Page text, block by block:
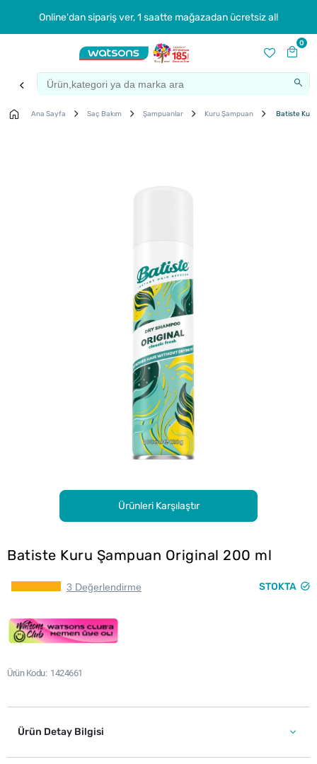
Online'dan sipariş ver, 1 saatte mağazadan ücretsiz al!
0
Ana Sayfa Saç Bakım Şampuanlar Kuru Şampuan Batiste
Ürünleri Karşılaştır
Batiste Kuru Şampuan Original 200 ml
3 Değerlendirme STOKTA
Ürün Kodu 1424661
Ürün Detay Bilgisi